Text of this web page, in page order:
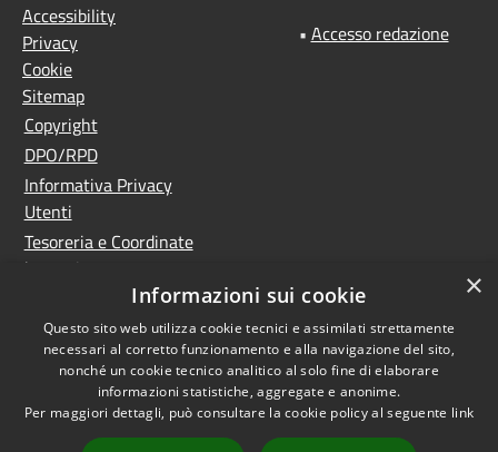
Accessibility
Privacy
Cookie
Sitemap
Copyright
DPO/RPD
Informativa Privacy
Utenti
Tesoreria e Coordinate
bancarie
Controlla la tua posta
PNRR (Piano Nazionale
di Ripresa e Resilienza)
Meccanismo di feedback
Whistleblowing
Dichiarazione di
• Accesso redazione
×
Informazioni sui cookie
Questo sito web utilizza cookie tecnici e assimilati strettamente
necessari al corretto funzionamento e alla navigazione del sito,
nonché un cookie tecnico analitico al solo fine di elaborare
informazioni statistiche, aggregate e anonime.
Per maggiori dettagli, può consultare la cookie policy al seguente link